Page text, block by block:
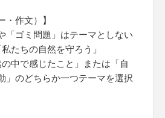
・作文）】
「ゴミ問題」はテーマとしない
たちの自然を守ろう」
の中で感じたこと」または「自
」のどちらか一つテーマを選択